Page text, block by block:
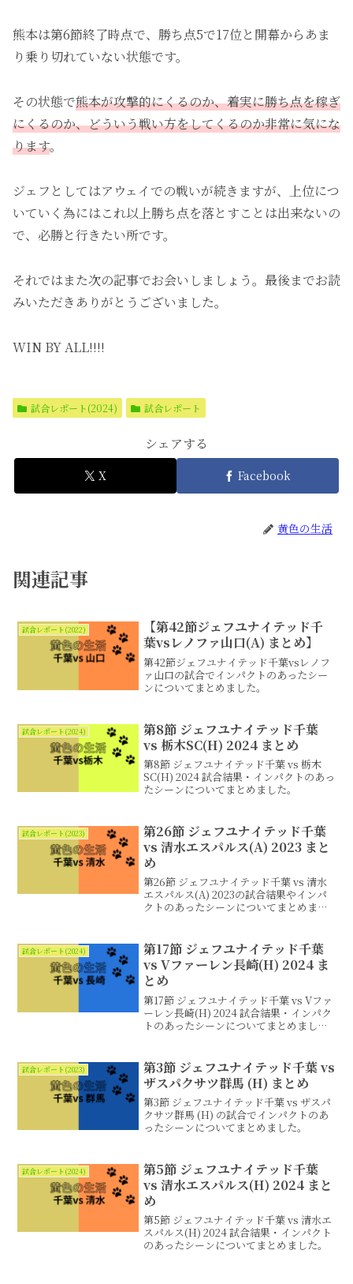
熊本は第6節終了時点で、勝ち点5で17位と開幕からあま
り乗り切れていない状態です。
その状態で熊本が攻撃的にくるのか、着実に勝ち点を稼ぎ
にくるのか、どういう戦い方をしてくるのか非常に気にな
ります。
ジェフとしてはアウェイでの戦いが続きますが、上位につ
いていく為にはこれ以上勝ち点を落とすことは出来ないの
で、必勝と行きたい所です。
それではまた次の記事でお会いしましょう。最後までお読
みいただきありがとうございました。
WIN BY ALL!!!!
試合レポート(2024) 試合レポート
シェアする
X Facebook
黄色の生活
関連記事
試合レポート(2022)
【第42節ジェフユナイテッド千
葉vsレノファ山口(A) まとめ】
第42節ジェフユナイテッド千葉vsレノフ
ァ山口の試合でインパクトのあったシー
ンについてまとめました。
試合レポート(2024)
第8節 ジェフユナイテッド千葉
vs 栃木SC(H) 2024 まとめ
第8節 ジェフユナイテッド千葉 vs 栃木
SC(H) 2024 試合結果・インパクトのあっ
たシーンについてまとめました。
試合レポート(2023)
第26節 ジェフユナイテッド千葉
vs 清水エスパルス(A) 2023 まと
め
第26節 ジェフユナイテッド千葉 vs 清水
エスパルス(A) 2023の試合結果やインパ
クトのあったシーンについてまとめまし
試合レポート(2024)
第17節 ジェフユナイテッド千葉
vs Vファーレン長崎(H) 2024 ま
とめ
第17節 ジェフユナイテッド千葉 vs Vファ
ーレン長崎(H) 2024 試合結果・インパク
トのあったシーンについてまとめまし
試合レポート(2023)
第3節 ジェフユナイテッド千葉 vs
ザスパクサツ群馬 (H) まとめ
第3節 ジェフユナイテッド千葉 vs ザスパ
クサツ群馬 (H) の試合でインパクトのあ
ったシーンについてまとめました。
試合レポート(2024)
第5節 ジェフユナイテッド千葉
vs 清水エスパルス(H) 2024 まと
め
第5節 ジェフユナイテッド千葉 vs 清水エ
スパルス(H) 2024 試合結果・インパクト
のあったシーンについてまとめました。